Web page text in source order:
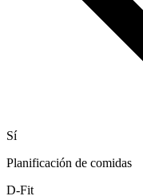
Sí
Planificación de comidas
D-Fit